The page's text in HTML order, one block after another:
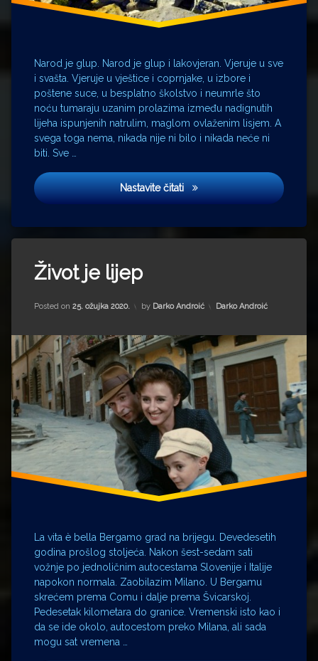
Narod je glup. Narod je glup i lakovjeran. Vjeruje u sve
i svašta. Vjeruje u vještice i coprnjake, u izbore i
poštene suce, u besplatno školstvo i neumrle što
noću tumaraju uzanim prolazima između nadignutih
lijeha ispunjenih natrulim, maglom ovlaženim lisjem. A
svega toga nema, nikada nije ni bilo i nikada neće ni
biti. Sve …
Nastavite čitatiVila
Strossmayer
Josip
K.
Jura
Miriam
Mirogoj
Predsjednik
Stara
Pravdićka
Vila
Medvednice
Vila
Velebita
Život je lijep
Posted on 25. ožujka 2020.
Updated on 15. srpnja 2022.
by Darko Androić Kategorije:
Darko Androić
La vita è bella Bergamo grad na brijegu. Devedesetih
godina prošlog stoljeća. Nakon šest-sedam sati
vožnje po jednoličnim autocestama Slovenije i Italije
napokon normala. Zaobilazim Milano. U Bergamu
skrećem prema Comu i dalje prema Švicarskoj.
Pedesetak kilometara do granice. Vremenski isto kao i
da se ide okolo, autocestom preko Milana, ali sada
mogu sat vremena …
Alpe
Charles
Richter
Bergamo
Hermann
Bolle
kulturna
dobra
Mletačka
Republika
Oscar
potres
Švicarska
Vincenzo
Cerami
Život
je
lijep